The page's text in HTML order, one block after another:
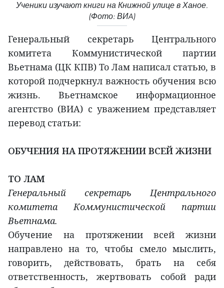
Ученики изучают книги на Книжной улице в Ханое.
(Фото: ВИA)
Генеральный секретарь Центрального
комитета Коммунистической партии
Вьетнама (ЦК КПВ) То Лам написал статью, в
которой подчеркнул важность обучения всю
жизнь. Вьетнамское информационное
агентство (ВИA) с уважением представляет
перевод статьи:
ОБУЧЕНИЯ НА ПРОТЯЖЕНИИ ВСЕЙ ЖИЗНИ
ТО ЛАМ
Генеральный секретарь Центрального
комитета Коммунистической партии
Вьетнама.
Обучение на протяжении всей жизни
направлено на то, чтобы смело мыслить,
говорить, действовать, брать на себя
ответственность, жертвовать собой ради